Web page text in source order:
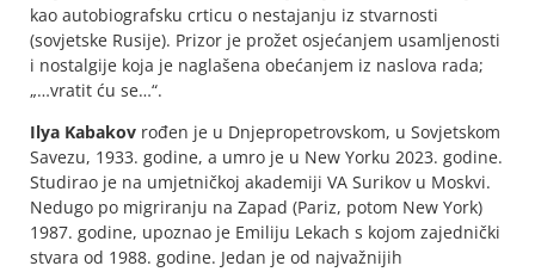
kao autobiografsku crticu o nestajanju iz stvarnosti
(sovjetske Rusije). Prizor je prožet osjećanjem usamljenosti
i nostalgije koja je naglašena obećanjem iz naslova rada;
„…vratit ću se…“.
Ilya Kabakov rođen je u Dnjepropetrovskom, u Sovjetskom
Savezu, 1933. godine, a umro je u New Yorku 2023. godine.
Studirao je na umjetničkoj akademiji VA Surikov u Moskvi.
Nedugo po migriranju na Zapad (Pariz, potom New York)
1987. godine, upoznao je Emiliju Lekach s kojom zajednički
stvara od 1988. godine. Jedan je od najvažnijih